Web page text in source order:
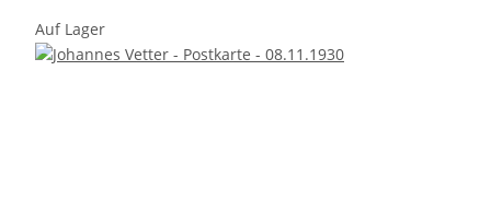
Auf Lager